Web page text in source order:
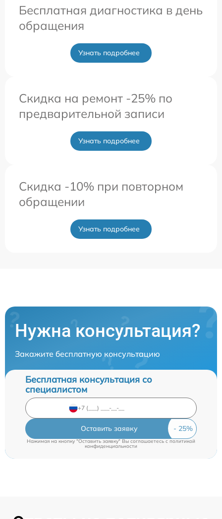
Бесплатная диагностика в день
обращения
Узнать подробнее
Скидка на ремонт -25% по
предварительной записи
Узнать подробнее
Скидка -10% при повторном
обращении
Узнать подробнее
Нужна консультация?
Закажите бесплатную консультацию
Бесплатная консультация со
специалистом
Оставить заявку
Нажимая на кнопку "Оставить заявку" Вы соглашаетесь cполитикой
конфиденциальности